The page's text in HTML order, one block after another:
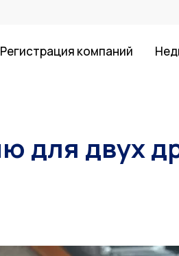
Регистрация компаний
для двух